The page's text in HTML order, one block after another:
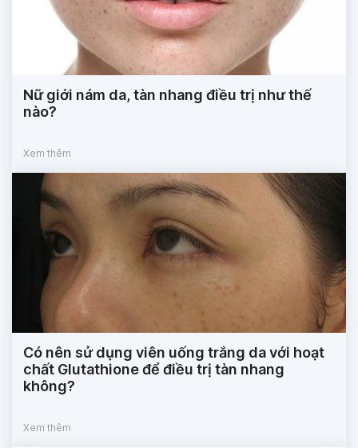
Nữ giới nám da, tàn nhang điều trị như thế
nào?
Xem thêm
Có nên sử dụng viên uống trắng da với hoạt
chất Glutathione để điều trị tàn nhang
không?
Xem thêm